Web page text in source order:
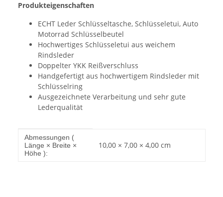
Produkteigenschaften
ECHT Leder Schlüsseltasche, Schlüsseletui, Auto
Motorrad Schlüsselbeutel
Hochwertiges Schlüsseletui aus weichem
Rindsleder
Doppelter YKK Reißverschluss
Handgefertigt aus hochwertigem Rindsleder mit
Schlüsselring
Ausgezeichnete Verarbeitung und sehr gute
Lederqualität
Produkteigenschaft
Wert
Abmessungen (
Länge × Breite ×
Höhe ):
10,00 × 7,00 × 4,00 cm